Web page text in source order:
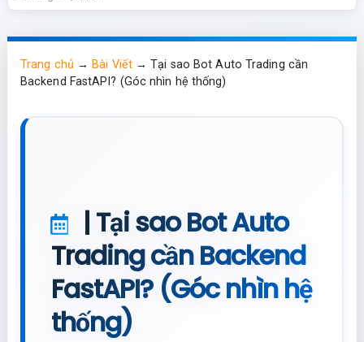
Trang chủ →Bài Viết→Tại sao Bot Auto Trading cần
Backend FastAPI? (Góc nhìn hệ thống)
| Tại sao Bot Auto
Trading cần Backend
FastAPI? (Góc nhìn hệ
thống)